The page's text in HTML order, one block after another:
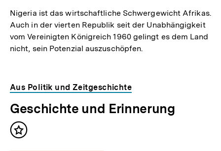
Nigeria ist das wirtschaftliche Schwergewicht Afrikas.
Auch in der vierten Republik seit der Unabhängigkeit
vom Vereinigten Königreich 1960 gelingt es dem Land
nicht, sein Potenzial auszuschöpfen.
Aus Politik und Zeitgeschichte
Geschichte und Erinnerung
Inhalt